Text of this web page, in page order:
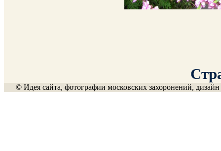
© Идея сайта, фотографии московских захоронений,